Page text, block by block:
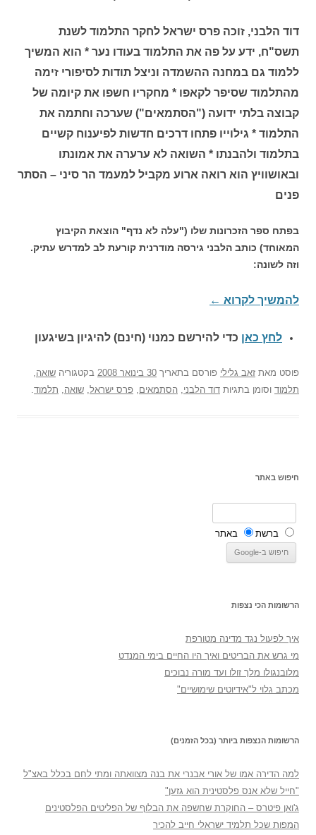
דוד הלבני, זוכה פרס ישראל לחקר התלמוד לשנת
תשס"ח, ידע על פה את התלמוד בעודו נער * הוא המשיך
ללמוד גם במחנה ההשמדה וניצל תודות לסיפורי זימה
מהתלמוד שסיפר לקאפו * מחקריו חשפו את קיומה של
קבוצה בלתי ידועה ("הסתמאים") שערכה וחתמה את
התלמוד * גילוייו פתחו דרכים חדשות לפיענוח קשיים
בתלמוד ולהבנתו * השואה לא ערערה את אמונתו
ובאושוויץ הוא רואה ארוע מקביל למעמד הר סיני – הסתר
פנים
בפתח ספר הזכרונות שלו ("עלה לא נדף" הוצאת הקיבוץ
המאוחד) כותב הלבני גירסה מודרנית קורעת לב למדרש עתיק.
וזה לשונה:
להמשיך לקרוא ←
לחץ כאן כדי להירשם כמנוי (חינם) להיגיון בשיגעון
פוסט מאת זאב גלילי פורסם בתאריך 30 בינואר 2008 בקטגוריה שואה
תלמוד וסומן בתגיות דוד הלבני הסתמאים פרס ישראל שואה תלמוד
חיפוש באתר
ברשת באתר
הרשומות הכי נצפות
איך לפעול נגד מדינה מטורפת
מי גרש את הבריטים ואיך היו החיים בימי המנדט
מלובנגולו מלך זולו ועד מורה נבוכים
מכתב גלוי ל"אידיוטים שימושיים"
הרשומות הנצפות ביותר (בכל הזמנים)
למה הדירה אמו של אורי אבנרי את בנה מצוואתה ומתי לחם בכלל באצ"ל
"חייל שלא אנס פלסטינית הוא גזען"
ג'ואן פיטרס – החוקרת שחשפה את הבלוף של הפליטים הפלסטינים
המפות שכל תלמיד ישראלי חייב להכיר